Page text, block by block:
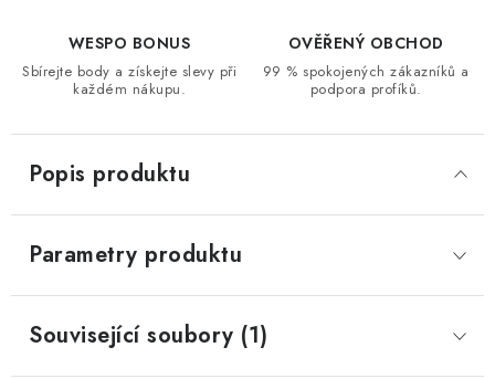
WESPO BONUS
Sbírejte body a získejte slevy při
každém nákupu.
OVĚŘENÝ OBCHOD
99 % spokojených zákazníků a
podpora profíků.
Popis produktu
Parametry produktu
Související soubory (1)